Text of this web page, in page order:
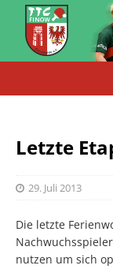
Letzte
29. Juli 2013
Die letzte
nutzen um sich